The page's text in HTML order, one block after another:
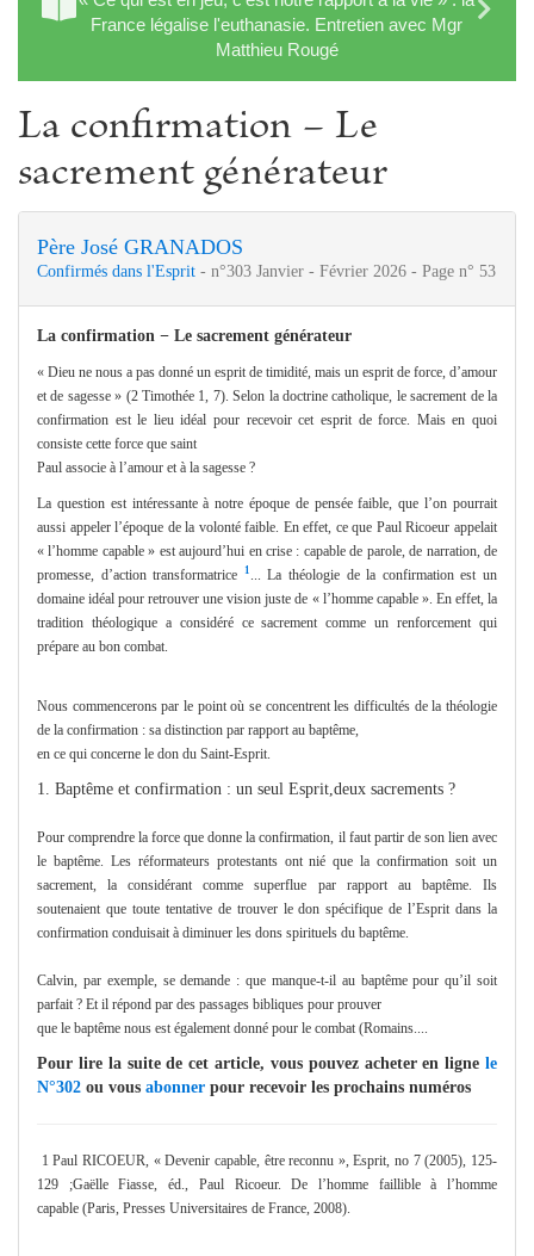
France légalise l'euthanasie. Entretien avec Mgr
Matthieu Rougé
La confirmation − Le
sacrement générateur
Père José GRANADOS
Confirmés dans l'Esprit - n°303 Janvier - Février 2026 - Page n° 53
La confirmation − Le sacrement générateur
« Dieu ne nous a pas donné un esprit de timidité, mais un esprit de force, d’amour
et de sagesse » (2 Timothée 1, 7). Selon la doctrine catholique, le sacrement de la
confirmation est le lieu idéal pour recevoir cet esprit de force. Mais en quoi
consiste cette force que saint
Paul associe à l’amour et à la sagesse ?
La question est intéressante à notre époque de pensée faible, que l’on pourrait
aussi appeler l’époque de la volonté faible. En effet, ce que Paul Ricoeur appelait
« l’homme capable » est aujourd’hui en crise : capable de parole, de narration, de
promesse, d’action transformatrice 1
... La théologie de la confirmation est un
domaine idéal pour retrouver une vision juste de « l’homme capable ». En effet, la
tradition théologique a considéré ce sacrement comme un renforcement qui
prépare au bon combat.
Nous commencerons par le point où se concentrent les difficultés de la théologie
de la confirmation : sa distinction par rapport au baptême,
en ce qui concerne le don du Saint-Esprit.
1. Baptême et confirmation : un seul Esprit,deux sacrements ?
Pour comprendre la force que donne la confirmation, il faut partir de son lien avec
le baptême. Les réformateurs protestants ont nié que la confirmation soit un
sacrement, la considérant comme superflue par rapport au baptême. Ils
soutenaient que toute tentative de trouver le don spécifique de l’Esprit dans la
confirmation conduisait à diminuer les dons spirituels du baptême.
Calvin, par exemple, se demande : que manque-t-il au baptême pour qu’il soit
parfait ? Et il répond par des passages bibliques pour prouver
que le baptême nous est également donné pour le combat (Romains....
Pour lire la suite de cet article, vous pouvez acheter en ligne le
N°302 ou vous abonner pour recevoir les prochains numéros
1 Paul RICOEUR, « Devenir capable, être reconnu », Esprit, no 7 (2005), 125-
129 ;Gaëlle Fiasse, éd., Paul Ricoeur. De l’homme faillible à l’homme
capable (Paris, Presses Universitaires de France, 2008).